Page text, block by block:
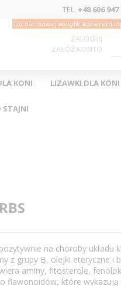
TEL. +48 606 947
ZALOGUJ
ZAŁÓŻ KONTO
Do darmowej wysyłki kurierem
KONI LIZAWKI DLA KONI
STAJNI
na choroby
z grupy B, olejki eteryczne i
aminy, fitosterole,
flawonoidów, które wykazują